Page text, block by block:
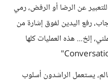
عن الرضا أو الرفض، رمي
رفع اليدين لفوق إشارة من
إلخ... هذه العمليات كلها
يستعمل الراشدون أسلوب